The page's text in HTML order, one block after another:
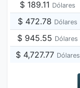
$ 189.11 Dólares
$ 472.78 Dólares
$ 945.55 Dólares
$ 4,727.77 Dólares